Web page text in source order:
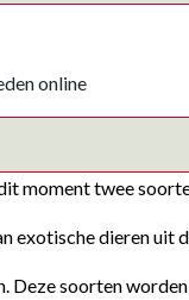
online
moment twee
exotische dieren uit
Deze soorten